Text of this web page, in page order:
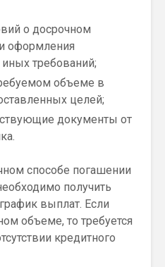
о досрочном
оформления
требований;
объеме в
целей;
документы от
способе погашении
получить
выплат. Если
объеме, то требуется
кредитного